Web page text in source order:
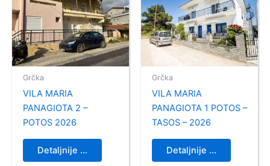
Grčka
VILA MARIA
PANAGIOTA 2 –
POTOS 2026
Detaljnije ...
Grčka
VILA MARIA
PANAGIOTA 1 POTOS –
TASOS – 2026
Detaljnije ...